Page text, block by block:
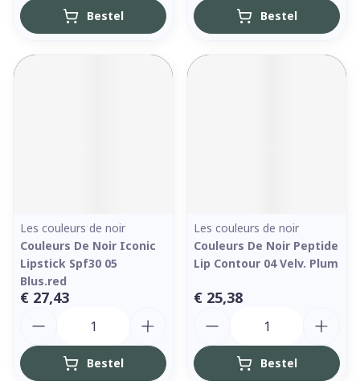
Bestel Bestel
Les couleurs de noir
Couleurs De Noir Iconic
Lipstick Spf30 05
Blus.red
€ 27,43
Bestel
Les couleurs de noir
Couleurs De Noir Peptide
Lip Contour 04 Velv. Plum
€ 25,38
Bestel